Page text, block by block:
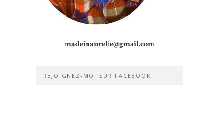
madeinaurelie@gmail.com
REJOIGNEZ-MOI SUR FACEBOOK